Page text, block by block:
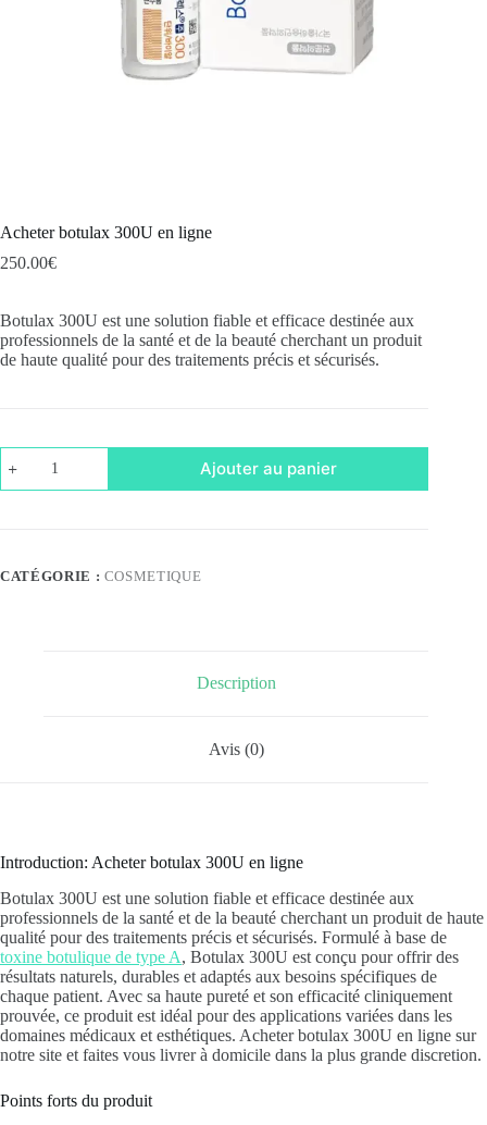
Acheter botulax 300U en ligne
250.00€
Botulax 300U est une solution fiable et efficace destinée aux
professionnels de la santé et de la beauté cherchant un produit
de haute qualité pour des traitements précis et sécurisés.
quantité
de
Acheter
Ajouter au panier
CATÉGORIE : COSMETIQUE
Description
Avis (0)
Introduction: Acheter botulax 300U en ligne
Botulax 300U est une solution fiable et efficace destinée aux
professionnels de la santé et de la beauté cherchant un produit de haute
qualité pour des traitements précis et sécurisés. Formulé à base de
toxine botulique de type A, Botulax 300U est conçu pour offrir des
résultats naturels, durables et adaptés aux besoins spécifiques de
chaque patient. Avec sa haute pureté et son efficacité cliniquement
prouvée, ce produit est idéal pour des applications variées dans les
domaines médicaux et esthétiques. Acheter botulax 300U en ligne sur
notre site et faites vous livrer à domicile dans la plus grande discretion.
Points forts du produit